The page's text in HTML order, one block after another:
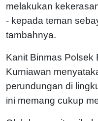
melakukan
- kepada teman
tambahnya.
Kanit Binmas Polsek
Kurniawan
perundungan di
ini memang cukup